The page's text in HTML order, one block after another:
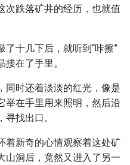
次跌落矿井的经历，也就值
十几下后，就听到“咔擦”
在了手里。
同时还着淡淡的红光，像是
举在手里用来照明，然后沿
找出口。
着新奇的心情观察着这处矿
山洞后，竟然又进入了另一